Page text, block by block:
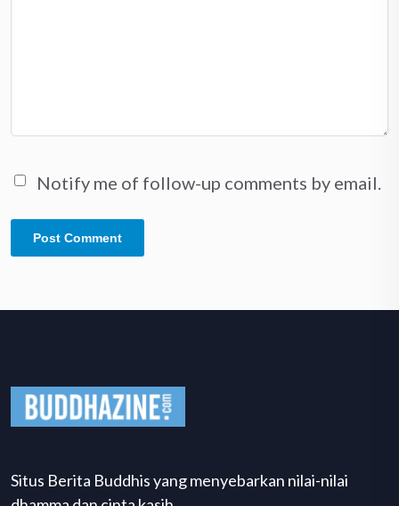
Notify me of follow-up comments by email.
Situs Berita Buddhis yang menyebarkan nilai-nilai